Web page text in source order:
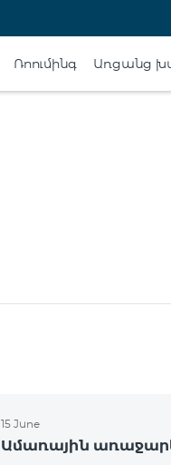
Ռոումինգ Առցանց
15 June
Ամառային առաջարկ